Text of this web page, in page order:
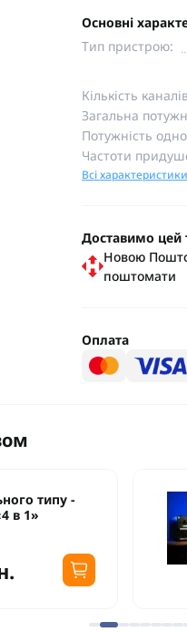
Основні
Тип пристрою:
Кількість
Загальна
Потужність
Частоти
Всі характеристики
Доставимо цей
Новою
поштомати
Оплата
типу -
в 1»